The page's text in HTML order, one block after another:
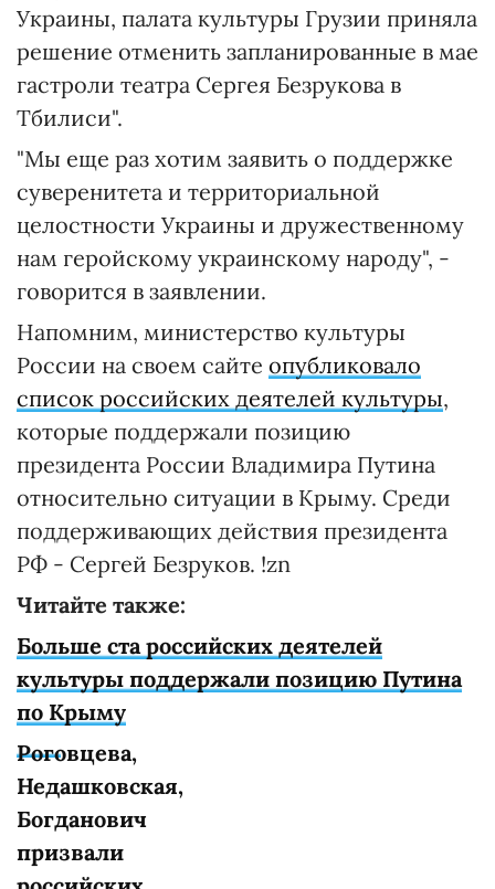
Украины, палата культуры Грузии приняла
решение отменить запланированные в мае
гастроли театра Сергея Безрукова в
Тбилиси".
"Мы еще раз хотим заявить о поддержке
суверенитета и территориальной
целостности Украины и дружественному
нам геройскому украинскому народу", -
говорится в заявлении.
Напомним, министерство культуры
России на своем сайте опубликовало
список российских деятелей культуры,
которые поддержали позицию
президента России Владимира Путина
относительно ситуации в Крыму. Среди
поддерживающих действия президента
РФ - Сергей Безруков. !zn
Читайте также:
Больше ста российских деятелей
культуры поддержали позицию Путина
по Крыму
Роговцева,
Недашковская,
Богданович
призвали